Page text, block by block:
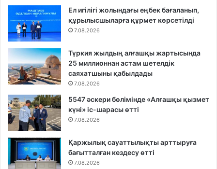
Ел игілігі жолындағы еңбек бағаланып,
құрылысшыларға құрмет көрсетілді
7.08.2026
Түркия жылдың алғашқы жартысында
25 миллионнан астам шетелдік
саяхатшыны қабылдады
7.08.2026
5547 әскери бөлімінде «Алғашқы қызмет
күні» іс-шарасы өтті
7.08.2026
Қаржылық сауаттылықты арттыруға
бағытталған кездесу өтті
7.08.2026